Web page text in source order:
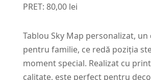
PRET: 80,00 lei
Tablou Sky Map personalizat, un
pentru familie, ce redă poziția
moment special. Realizat cu
calitate, este perfect pentru